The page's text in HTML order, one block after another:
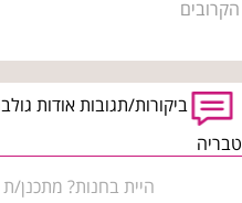
הקרובים
טבריה
היית בחנות? מתכנן/